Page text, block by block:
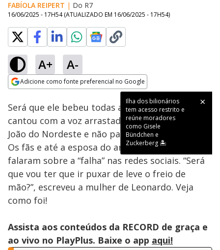
FABÍOLA REIPERT | Do R7
16/06/2025 - 17H54 (ATUALIZADO EM 16/06/2025 - 17H54)
A+ A-
Adicione como fonte preferencial no Google
Ilha dos bilionários
tem acesso restrito e
reúne moradores
como Gisele
Bündchen e
Zuckerberg 🏝️
Ativar
Loaded
34.02%
Será que ele bebeu todas antes de ir? Leonardo
cantou com a voz arrastada em show do São
João do Nordeste e não passou despercebido.
Os fãs e até a esposa do artista, Poliana Rocha,
falaram sobre a “falha” nas redes sociais. “Será
que vou ter que ir puxar de leve o freio de
mão?”, escreveu a mulher de Leonardo. Veja
como foi!
Assista aos conteúdos da RECORD de graça e
ao vivo no PlayPlus. Baixe o app aqui!